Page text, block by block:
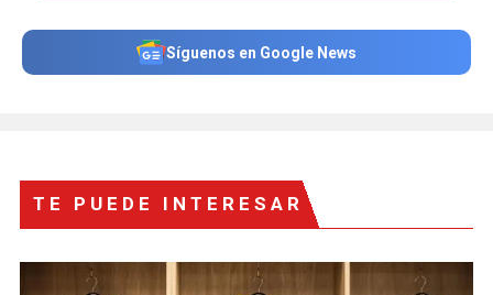
Síguenos en Google News
TE PUEDE INTERESAR